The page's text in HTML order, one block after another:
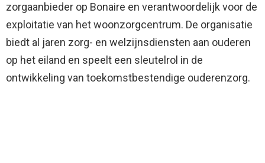
zorgaanbieder op Bonaire en verantwoordelijk voor de
exploitatie van het woonzorgcentrum. De organisatie
biedt al jaren zorg- en welzijnsdiensten aan ouderen
op het eiland en speelt een sleutelrol in de
ontwikkeling van toekomstbestendige ouderenzorg.